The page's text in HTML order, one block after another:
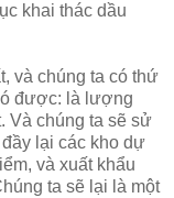
khai thác dầu
và chúng ta có thứ
được: là lượng
Và chúng ta sẽ sử
lại các kho dự
và xuất khẩu
ta sẽ lại là một